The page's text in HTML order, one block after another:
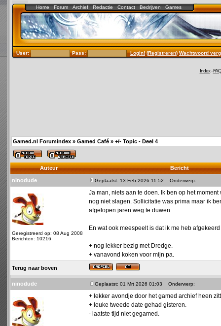
Home Forum Archief Redactie Contact Bedrijven Games
User: Pass: Login!(Registreren)Wachtwoord
Index-FAQ
Gamed.nl Forumindex » Gamed Café » +/- Topic - Deel 4
Auteur Bericht
ninodude Geplaatst: 13 Feb 2026 11:52 Onderwerp:
Geregistreerd op: 08 Aug 2008
Berichten: 10216
Ja man, niets aan te doen. Ik ben op het
nog niet slagen. Sollicitatie was prima maar ik
afgelopen jaren weg te duwen.
En wat ook meespeelt is dat ik me heb
+ nog lekker bezig met Dredge.
+ vanavond koken voor mijn pa.
Terug naar boven
ninodude Geplaatst: 01 Mrt 2026 01:03 Onderwerp:
+ lekker avondje door het gamed archief heen
+ leuke tweede date gehad gisteren.
- laatste tijd niet gegamed.